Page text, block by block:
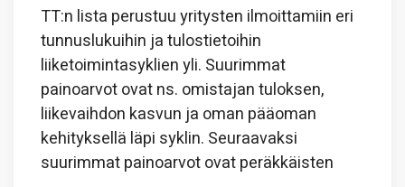
TT:n lista perustuu yritysten ilmoittamiin eri
tunnuslukuihin ja tulostietoihin
liiketoimintasyklien yli. Suurimmat
painoarvot ovat ns. omistajan tuloksen,
liikevaihdon kasvun ja oman pääoman
kehityksellä läpi syklin. Seuraavaksi
suurimmat painoarvot ovat peräkkäisten